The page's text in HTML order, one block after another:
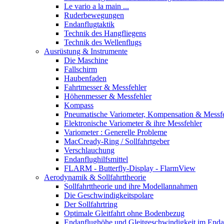
Le vario a la main ...
Ruderbewegungen
Endanflugtaktik
Technik des Hangfliegens
Technik des Wellenflugs
Ausrüstung & Instrumente
Die Maschine
Fallschirm
Haubenfaden
Fahrtmesser & Messfehler
Höhenmesser & Messfehler
Kompass
Pneumatische Variometer, Kompensation &
Elektronische Variometer & ihre Messfehler
Variometer : Generelle Probleme
MacCready-Ring / Sollfahrtgeber
Verschlauchung
Endanflughilfsmittel
FLARM - Butterfly-Display - FlarmView
Aerodynamik & Sollfahrttheorie
Sollfahrttheorie und ihre Modellannahmen
Die Geschwindigkeitspolare
Der Sollfahrtring
Optimale Gleitfahrt ohne Bodenbezug
Endanflughöhe und Gleitgeschwindigkeit im